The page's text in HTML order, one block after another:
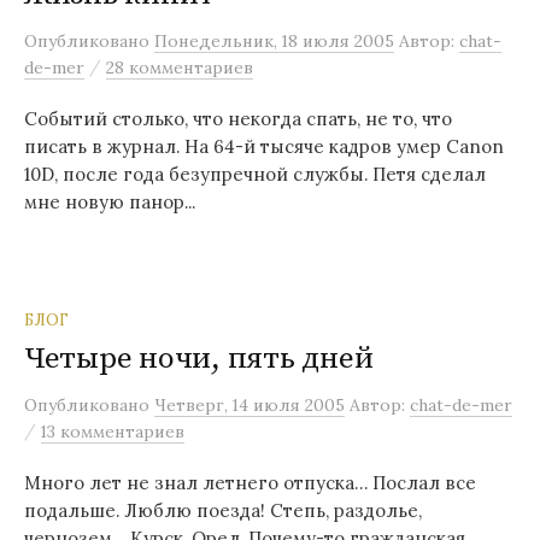
м
у
Опубликовано Понедельник, 18 июля 2005 Автор: chat-
de-mer / 28 комментариев
Событий столько, что некогда спать, не то, что
писать в журнал. На 64-й тысяче кадров умер Canon
10D, после года безупречной службы. Петя сделал
мне новую панор...
БЛОГ
Четыре ночи, пять дней
Опубликовано Четверг, 14 июля 2005 Автор: chat-de-mer
/ 13 комментариев
Много лет не знал летнего отпуска… Послал все
подальше. Люблю поезда! Степь, раздолье,